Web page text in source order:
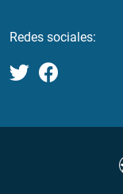
Redes sociales: